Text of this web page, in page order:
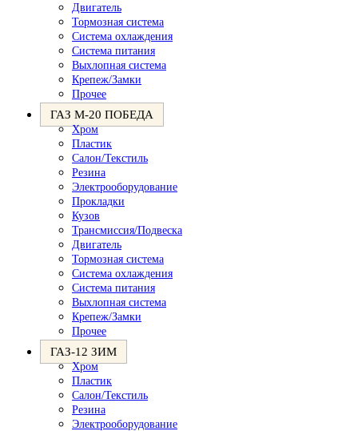
Двигатель
Тормозная система
Система охлаждения
Система питания
Выхлопная система
Крепеж/Замки
Прочее
ГАЗ М-20 ПОБЕДА
Хром
Пластик
Салон/Текстиль
Резина
Электрооборудование
Прокладки
Кузов
Трансмиссия/Подвеска
Двигатель
Тормозная система
Система охлаждения
Система питания
Выхлопная система
Крепеж/Замки
Прочее
ГАЗ-12 ЗИМ
Хром
Пластик
Салон/Текстиль
Резина
Электрооборудование